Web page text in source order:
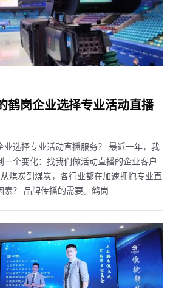
鹤岗企业选择专业活动直播
业选择专业活动直播服务？ 最近一年，我
个变化：找我们做活动直播的企业客户
煤炭到煤炭，各行业都在加速拥抱专业直
？ 品牌传播的需要。鹤岗